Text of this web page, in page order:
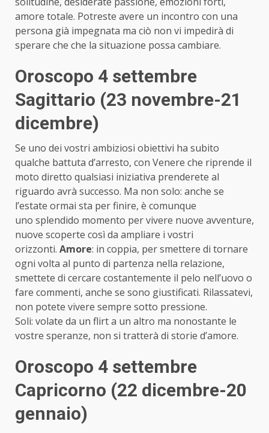
amore totale. Potreste avere un incontro con una
persona già impegnata ma ciò non vi impedirà di
sperare che che la situazione possa cambiare.
Oroscopo 4 settembre
Sagittario (23 novembre-21
dicembre)
Se uno dei vostri ambiziosi obiettivi ha subito
qualche battuta d’arresto, con Venere che riprende il
moto diretto qualsiasi iniziativa prenderete al
riguardo avrà successo. Ma non solo: anche se
l’estate ormai sta per finire, è comunque
uno splendido momento per vivere nuove avventure,
nuove scoperte così da ampliare i vostri
orizzonti. Amore: in coppia, per smettere di tornare
ogni volta al punto di partenza nella relazione,
smettete di cercare costantemente il pelo nell’uovo o
fare commenti, anche se sono giustificati. Rilassatevi,
non potete vivere sempre sotto pressione.
Soli: volate da un flirt a un altro ma nonostante le
vostre speranze, non si tratterà di storie d’amore.
Oroscopo 4 settembre
Capricorno (22 dicembre-20
gennaio)